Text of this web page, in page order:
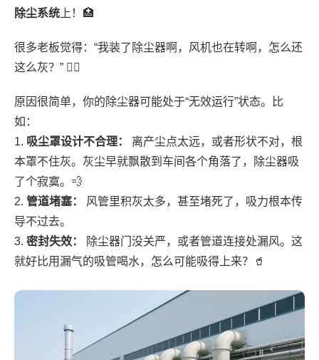
除尘系统 上！🏥
很多老板觉得：“我装了除尘器啊，风机也在转啊，怎么还
这么灰？” 🤷‍♂️
原因很简单，你的除尘器可能处于“无效运行”状态。比
如：
1. 吸尘罩设计不合理：
离产尘点太远，或者形状不对，根
本罩不住灰。灰尘早就飘散到车间各个角落了，除尘器吸
了个寂寞。💨
2. 管道堵塞：
风管里积灰太多，甚至堵死了，吸力根本传
导不过去。
3. 密封失效：
除尘器门没关严，或者管道连接处漏风。这
就好比用漏气的吸管喝水，怎么可能吸得上来？🥤